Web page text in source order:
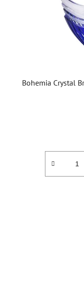
Bohemia Crystal